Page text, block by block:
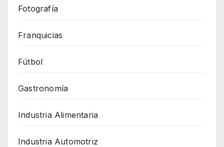
Fotografía
Franquicias
Fútbol
Gastronomía
Industria Alimentaria
Industria Automotriz